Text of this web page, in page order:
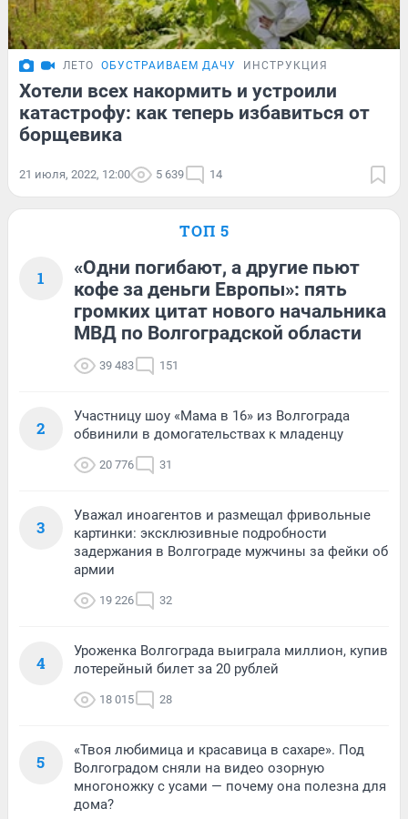
ЛЕТО ОБУСТРАИВАЕМ ДАЧУ ИНСТРУКЦИЯ
Хотели всех накормить и устроили
катастрофу: как теперь избавиться от
борщевика
21 июля, 2022, 12:00 5 639 14
ТОП 5
1
«Одни погибают, а другие пьют
кофе за деньги Европы»: пять
громких цитат нового начальника
МВД по Волгоградской области
39 483 151
2
Участницу шоу «Мама в 16» из Волгограда
обвинили в домогательствах к младенцу
20 776 31
3
Уважал иноагентов и размещал фривольные
картинки: эксклюзивные подробности
задержания в Волгограде мужчины за фейки об
армии
19 226 32
4
Уроженка Волгограда выиграла миллион, купив
лотерейный билет за 20 рублей
18 015 28
5
«Твоя любимица и красавица в сахаре». Под
Волгоградом сняли на видео озорную
многоножку с усами — почему она полезна для
дома?